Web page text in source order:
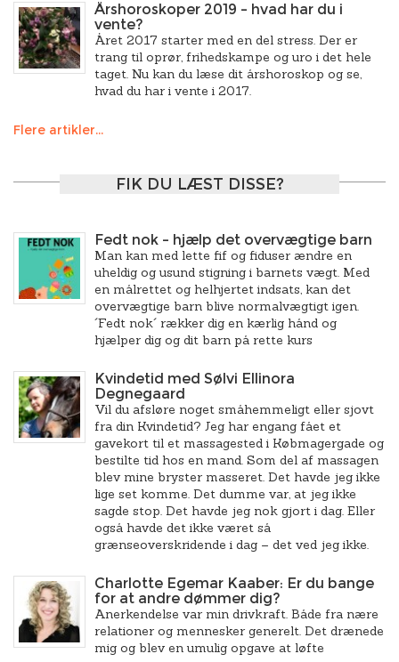
Årshoroskoper 2019 – hvad har du i
vente?
Året 2017 starter med en del stress. Der er
trang til oprør, frihedskampe og uro i det hele
taget. Nu kan du læse dit årshoroskop og se,
hvad du har i vente i 2017.
Flere artikler...
FIK DU LÆST DISSE?
Fedt nok – hjælp det overvægtige barn
Man kan med lette fif og fiduser ændre en
uheldig og usund stigning i barnets vægt. Med
en målrettet og helhjertet indsats, kan det
overvægtige barn blive normalvægtigt igen.
´Fedt nok´ rækker dig en kærlig hånd og
hjælper dig og dit barn på rette kurs
Kvindetid med Sølvi Ellinora
Degnegaard
Vil du afsløre noget småhemmeligt eller sjovt
fra din Kvindetid? Jeg har engang fået et
gavekort til et massagested i Købmagergade og
bestilte tid hos en mand. Som del af massagen
blev mine bryster masseret. Det havde jeg ikke
lige set komme. Det dumme var, at jeg ikke
sagde stop. Det havde jeg nok gjort i dag. Eller
også havde det ikke været så
grænseoverskridende i dag – det ved jeg ikke.
Charlotte Egemar Kaaber: Er du bange
for at andre dømmer dig?
Anerkendelse var min drivkraft. Både fra nære
relationer og mennesker generelt. Det drænede
mig og blev en umulig opgave at løfte